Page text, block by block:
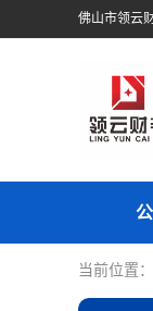
当前位置：